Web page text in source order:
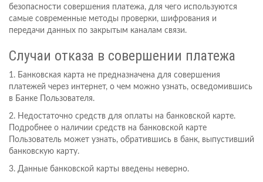
безопасности совершения платежа, для чего используются
самые современные методы проверки, шифрования и
передачи данных по закрытым каналам связи.
Случаи отказа в совершении платежа
1. Банковская карта не предназначена для совершения
платежей через интернет, о чем можно узнать, осведомившись
в Банке Пользователя.
2. Недостаточно средств для оплаты на банковской карте.
Подробнее о наличии средств на банковской карте
Пользователь может узнать, обратившись в банк, выпустивший
банковскую карту.
3. Данные банковской карты введены неверно.